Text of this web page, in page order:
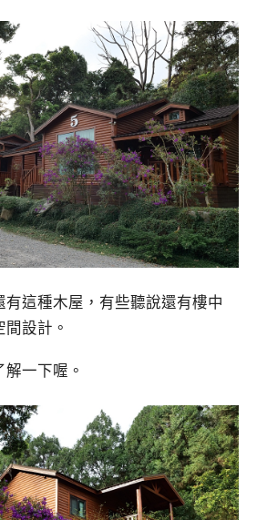
有這種木屋，有些聽說還有樓中
設計。
一下喔。